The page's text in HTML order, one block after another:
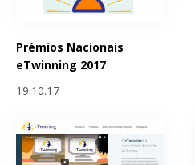
Prémios Nacionais
eTwinning 2017
19.10.17